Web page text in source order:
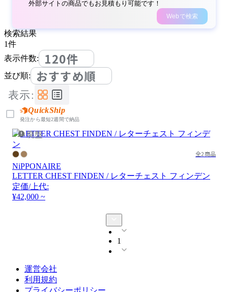
外部サイトの商品でもお見積もり可能です！
Webで検索
検索結果
1件
表示件数:
120件
並び順: おすすめ順
表示:
QuickShip
発注から最短2週間で納品
廃盤
全2商品
NiPPONAIRE
LETTER CHEST FINDEN / レターチェスト フィンデン
定価/上代:
¥42,000 ~
1
運営会社
利用規約
プライバシーポリシー